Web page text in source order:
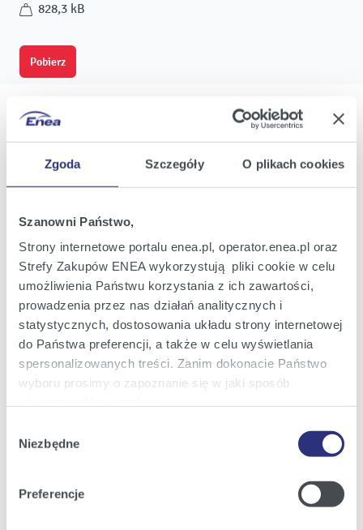
Zgoda Szczegóły O plikach cookies
Szanowni Państwo,
Strony internetowe portalu enea.pl, operator.enea.pl oraz
Strefy Zakupów ENEA wykorzystują pliki cookie w celu
umożliwienia Państwu korzystania z ich zawartości,
prowadzenia przez nas działań analitycznych i
statystycznych, dostosowania układu strony internetowej
do Państwa preferencji, a także w celu wyświetlania
spersonalizowanych treści. Zanim dokonacie Państwo
wyboru prosimy o zapoznanie się w jaki sposób
Szczegółowe informacje na ten temat znajdziecie
Polityce
zgody
Niezbędne
Preferencje
828,3 kB
Pobierz
Oferta
Oferta dla Biznesu
Zielona energia Dla domu
Zielona energia dla Małych firm
Instytucje publiczne
Podmioty współpracujące
Obsługa i kontakt
Moja Enea